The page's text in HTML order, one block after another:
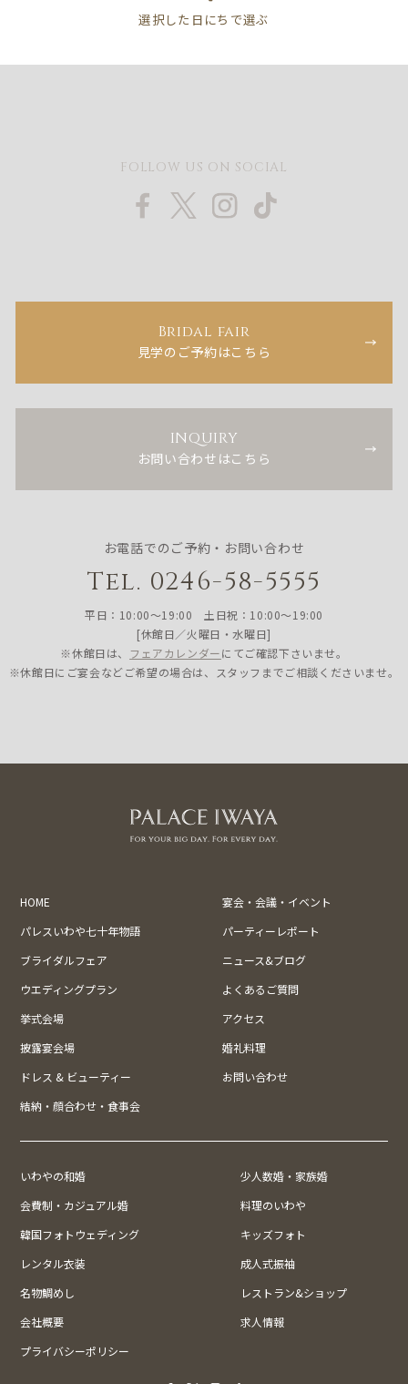
FOLLOW US ON SOCIAL
Bridal fair
見学のご予約はこちら
INQUIRY
お問い合わせはこちら
お電話でのご予約・お問い合わせ
Tel. 0246-58-5555
平日：10:00〜19:00 土日祝：10:00〜19:00
[休館日／火曜日・水曜日]
※休館日は、 フェアカレンダーにてご確認下さいませ。
※休館日にご宴会などご希望の場合は、スタッフまでご相談くださいませ。
HOME
宴会・会議・イベント
パレスいわや七十年物語
パーティーレポート
ブライダルフェア
ニュース&ブログ
ウエディングプラン
よくあるご質問
挙式会場
アクセス
披露宴会場
婚礼料理
ドレス & ビューティー
お問い合わせ
結納・顔合わせ・食事会
いわやの和婚
少人数婚・家族婚
会費制・カジュアル婚
料理のいわや
韓国フォトウェディング
キッズフォト
レンタル衣装
成人式振袖
名物鯛めし
レストラン&ショップ
会社概要
求人情報
プライバシーポリシー